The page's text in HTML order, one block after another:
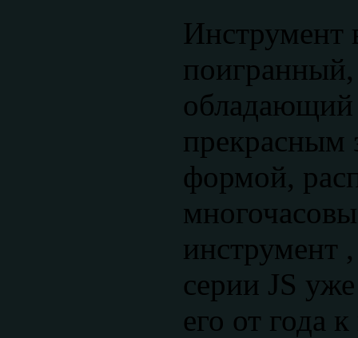
Инструмент
обладающий
прекрасным
формой,
инструмент
серии JS
его от года